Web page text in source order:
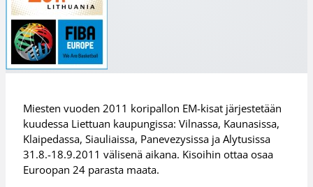
Miesten vuoden 2011 koripallon EM-kisat järjestetään
kuudessa Liettuan kaupungissa: Vilnassa, Kaunasissa,
Klaipedassa, Siauliaissa, Panevezysissa ja Alytusissa
31.8.-18.9.2011 välisenä aikana. Kisoihin ottaa osaa
Euroopan 24 parasta maata.